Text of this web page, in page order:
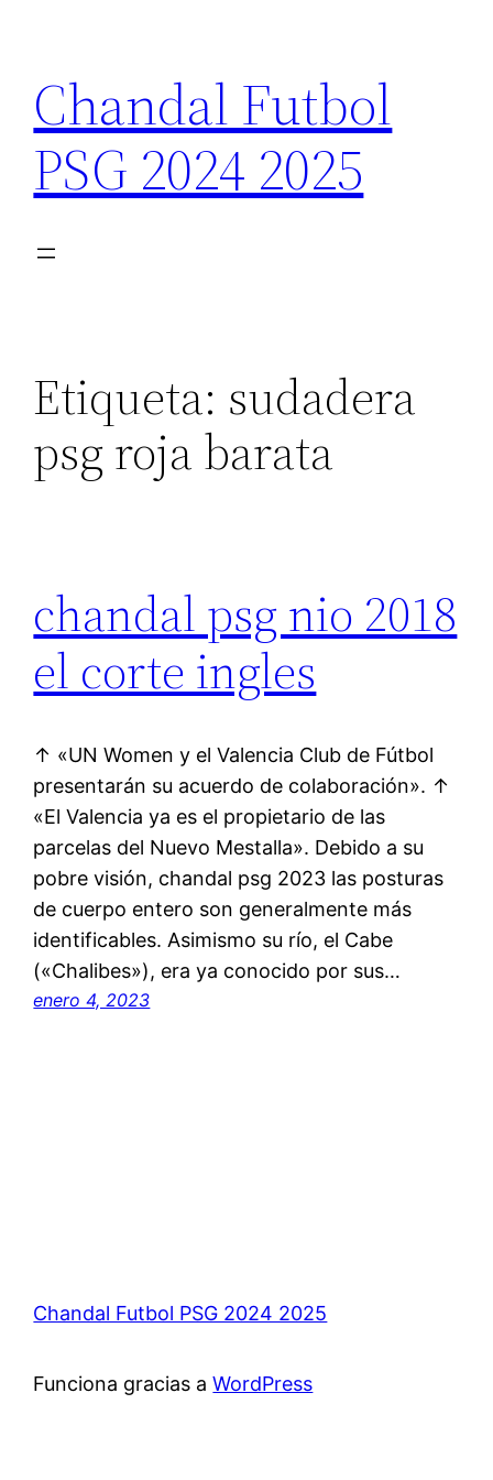
contenido
Chandal Futbol
PSG 2024 2025
Etiqueta: sudadera
psg roja barata
chandal psg nio 2018
el corte ingles
↑ «UN Women y el Valencia Club de Fútbol
presentarán su acuerdo de colaboración». ↑
«El Valencia ya es el propietario de las
parcelas del Nuevo Mestalla». Debido a su
pobre visión, chandal psg 2023 las posturas
de cuerpo entero son generalmente más
identificables. Asimismo su río, el Cabe
(«Chalibes»), era ya conocido por sus…
enero 4, 2023
Chandal Futbol PSG 2024 2025
Funciona gracias aWordPress